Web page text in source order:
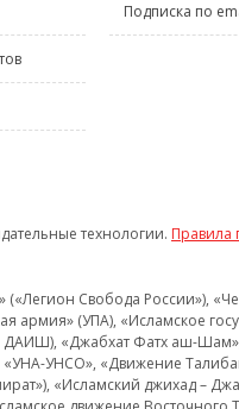
Подписка по
технологии. Правила
Свобода России»),
армия» (УПА), «Исламское
«Джабхат Фатх аш-
УНСО», «Движение
«Исламский джихад –